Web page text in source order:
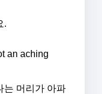
.
an aching
는 머리가 아파